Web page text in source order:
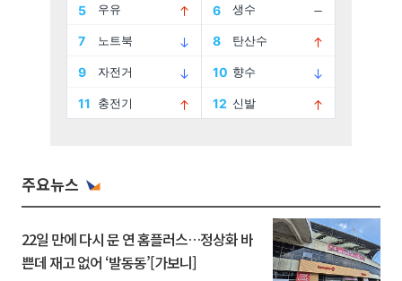
주요뉴스
22일 만에 다시 문 연 홈플러스…정상화 바
쁜데 재고 없어 ‘발동동’[가보니]